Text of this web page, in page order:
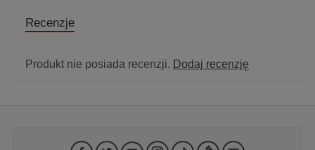
Recenzje
Produkt nie posiada recenzji. Dodaj recenzję